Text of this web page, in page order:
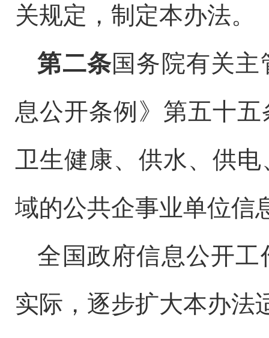
关规定，制定本办法。
第二条国务院有关
息公开条例》第五十
卫生健康、供水、供
域的公共企事业单位信
全国政府信息公开
实际，逐步扩大本办法